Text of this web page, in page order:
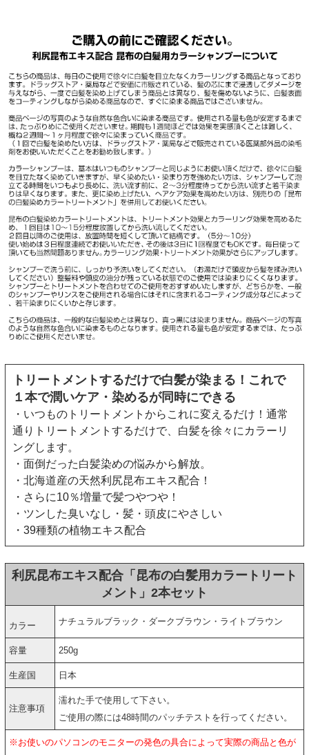
トリートメントするだけで白髪が染まる！これで
１本で潤いケア・染めるが同時にできる
・いつものトリートメントからこれに変えるだけ！通常
通りトリートメントするだけで、白髪を徐々にカラーリ
ングします。
・面倒だった白髪染めの悩みから解放。
・北海道産の天然利尻昆布エキス配合！
・さらに10％増量で髪つやつや！
・ツンした臭いなし・髪・頭皮にやさしい
・39種類の植物エキス配合
利尻昆布エキス配合「昆布の白髪用カラートリート
メント」2本セット
カラー ナチュラルブラック・ダークブラウン・ライトブラウン
容量 250g
生産国 日本
注意事項
濡れた手で使用して下さい。
ご使用の際には48時間のパッチテストを行ってください。
※お使いのパソコンのモニターの発色の具合によって実際の商品と色が